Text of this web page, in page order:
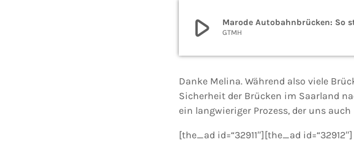
play_arrow Marode Autobahnbrücken: So
GTMH
Danke Melina. Während also viele
Sicherheit der Brücken im Saarland
ein langwieriger Prozess, der uns
[the_ad id=“32911″][the_ad id=“32912″]